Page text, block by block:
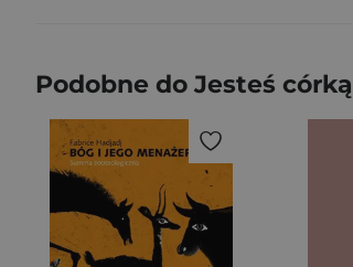
Podobne do Jesteś